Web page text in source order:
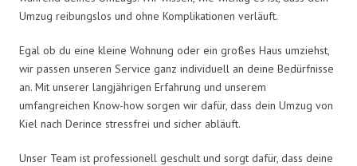
Umzug reibungslos und ohne Komplikationen verläuft.
Egal ob du eine kleine Wohnung oder ein großes Haus umziehst,
wir passen unseren Service ganz individuell an deine Bedürfnisse
an. Mit unserer langjährigen Erfahrung und unserem
umfangreichen Know-how sorgen wir dafür, dass dein Umzug von
Kiel nach Derince stressfrei und sicher abläuft.
Unser Team ist professionell geschult und sorgt dafür, dass deine